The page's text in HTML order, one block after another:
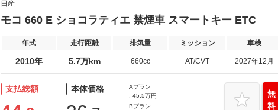
日産
モコ 660 E ショコラティエ 禁煙車 スマートキー ETC
年式 走行距離 排気量 ミッション 車検
2010年 5.7万km 660cc AT/CVT 2027年12月
支払総額 本体価格
Aプラン
: 45.5万円
Bプラン
無
料